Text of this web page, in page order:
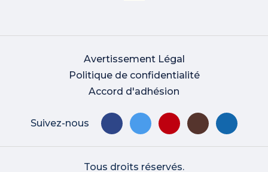
Avertissement Légal
Politique de confidentialité
Accord d'adhésion
Suivez-nous
Tous droits réservés.